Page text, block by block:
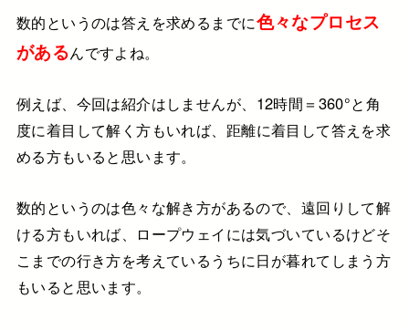
数的というのは答えを求めるまでに色々なプロセス
があるんですよね。
例えば、今回は紹介はしませんが、 12時間＝360°と角
度に着目して解く方もいれば、 距離に着目して答えを求
める方もいると思います。
数的というのは色々な解き方があるので、遠回りして解
ける方もいれば、ロープウェイには気づいているけどそ
こまでの行き方を考えているうちに日が暮れてしまう方
もいると思います。